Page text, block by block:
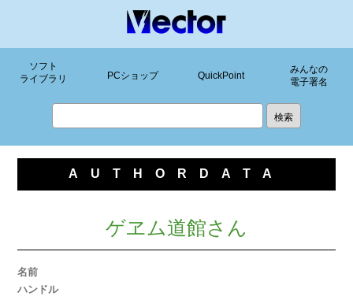
ソフト
ライブラリ
PCショップ QuickPoint
みんなの
電子署名
AUTHORDATA
ゲヱム道館さん
名前
ハンドル